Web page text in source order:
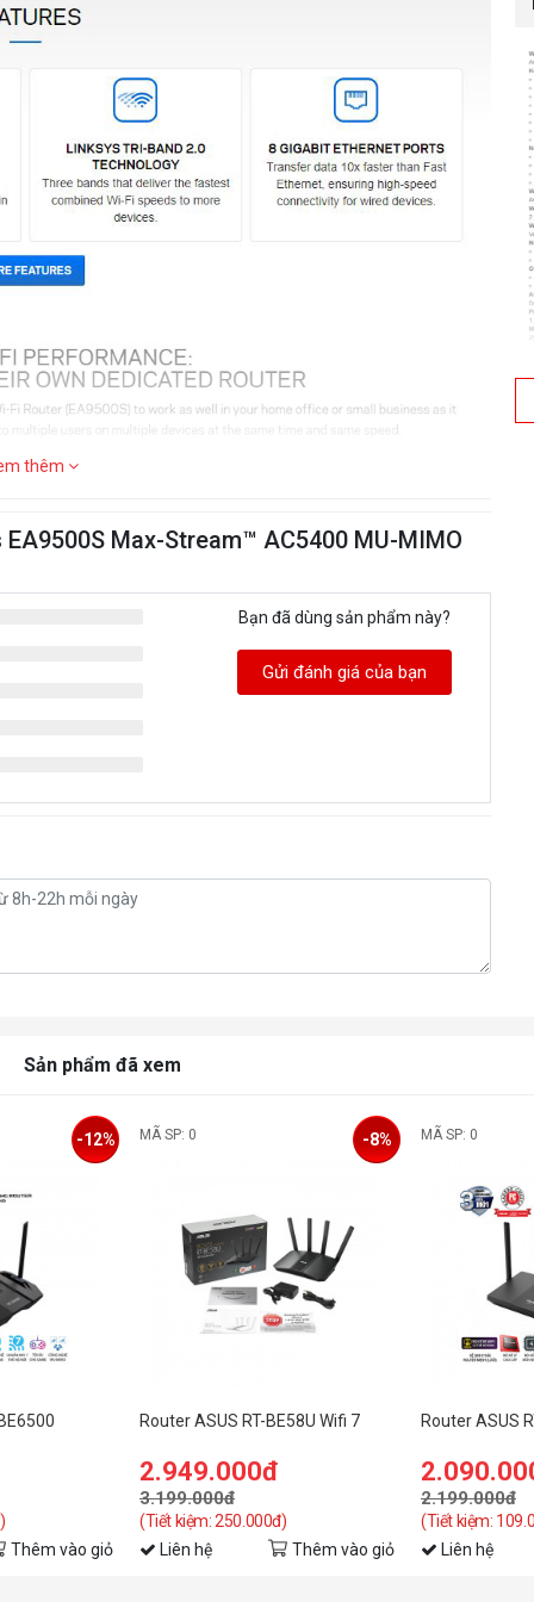
thêm
Max-Stream™ AC5400 MU-MIMO
Bạn đã dùng sản phẩm này?
Gửi đánh giá của bạn
Sản phẩm đã xem
-12%
Thêm vào giỏ
MÃ SP: 0
Router ASUS RT-BE58U Wifi 7
2.949.000đ
3.199.000đ
(Tiết kiệm: 250.000đ)
-8%
Liên hệ Thêm vào giỏ
MÃ SP: 0
Router ASUS
2.199.000đ
(Tiết kiệm:
Liên hệ